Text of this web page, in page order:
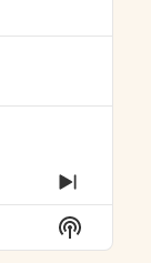
NEXT
Show
Podcast